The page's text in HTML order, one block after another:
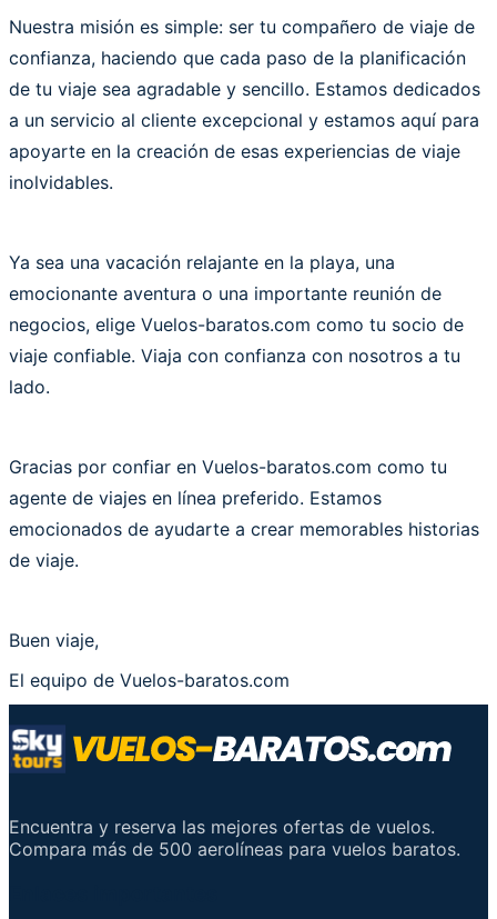
Nuestra misión es simple: ser tu compañero de viaje de
confianza, haciendo que cada paso de la planificación
de tu viaje sea agradable y sencillo. Estamos dedicados
a un servicio al cliente excepcional y estamos aquí para
apoyarte en la creación de esas experiencias de viaje
inolvidables.
Ya sea una vacación relajante en la playa, una
emocionante aventura o una importante reunión de
negocios, elige Vuelos-baratos.com como tu socio de
viaje confiable. Viaja con confianza con nosotros a tu
lado.
Gracias por confiar en Vuelos-baratos.com como tu
agente de viajes en línea preferido. Estamos
emocionados de ayudarte a crear memorables historias
de viaje.
Buen viaje,
El equipo de Vuelos-baratos.com
Encuentra y reserva las mejores ofertas de vuelos.
Compara más de 500 aerolíneas para vuelos baratos.